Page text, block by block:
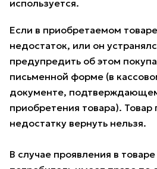
используется.
Если в приобретаемом
недостаток, или он
предупредить об этом
письменной форме (в
документе,
приобретения товара).
недостатку вернуть нельзя.
В случае проявления в